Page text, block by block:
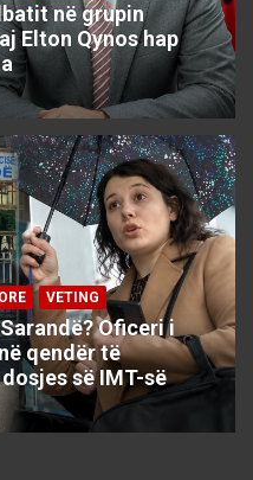
në grupin
Elton Qynos hap
VETING
Oficeri i
qendër të
së IMT-së